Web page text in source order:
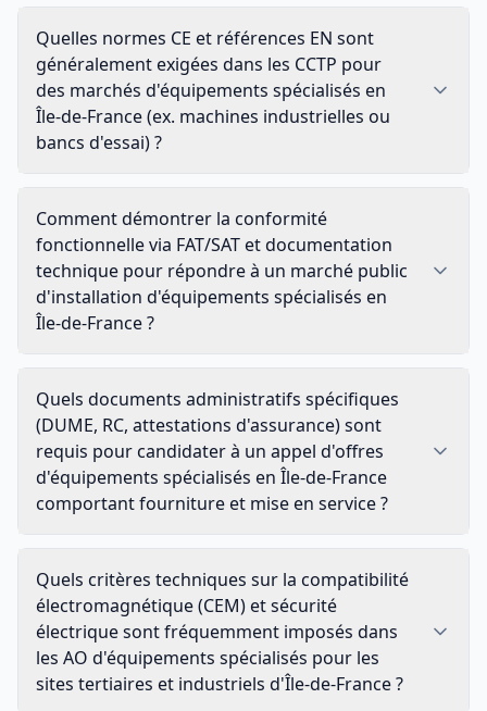
Quelles normes CE et références EN sont
généralement exigées dans les CCTP pour
des marchés d'équipements spécialisés en
Île-de-France (ex. machines industrielles ou
bancs d'essai) ?
Comment démontrer la conformité
fonctionnelle via FAT/SAT et documentation
technique pour répondre à un marché public
d'installation d'équipements spécialisés en
Île-de-France ?
Quels documents administratifs spécifiques
(DUME, RC, attestations d'assurance) sont
requis pour candidater à un appel d'offres
d'équipements spécialisés en Île-de-France
comportant fourniture et mise en service ?
Quels critères techniques sur la compatibilité
électromagnétique (CEM) et sécurité
électrique sont fréquemment imposés dans
les AO d'équipements spécialisés pour les
sites tertiaires et industriels d'Île-de-France ?